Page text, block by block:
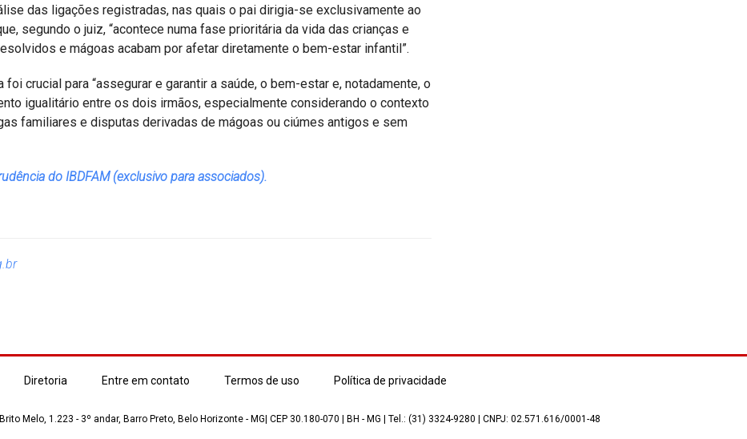
das ligações registradas, nas quais o pai dirigia-se exclusivamente ao
segundo o juiz, “acontece numa fase prioritária da vida das crianças e
e mágoas acabam por afetar diretamente o bem-estar infantil”.
crucial para “assegurar e garantir a saúde, o bem-estar e, notadamente, o
igualitário entre os dois irmãos, especialmente considerando o contexto
familiares e disputas derivadas de mágoas ou ciúmes antigos e sem
do IBDFAM (exclusivo para associados).
Diretoria Entre em contato Termos de uso Política de privacidade
Melo, 1.223 - 3º andar, Barro Preto, Belo Horizonte - MG| CEP 30.180-070 | BH - MG | Tel.: (31) 3324-9280 | CNPJ: 02.571.616/0001-48